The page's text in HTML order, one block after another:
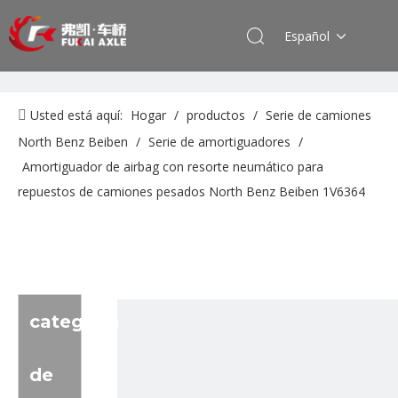
Español
Usted está aquí: Hogar / productos / Serie de camiones
North Benz Beiben / Serie de amortiguadores /
Amortiguador de airbag con resorte neumático para
repuestos de camiones pesados ​​North Benz Beiben 1V6364
categoria
de